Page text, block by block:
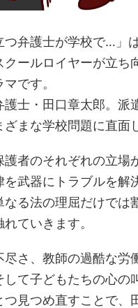
つ弁護士が学校で…」
クールロイヤーが立ち
です。
護士・田口章太郎。派
まな学校問題に直面
護者のそれぞれの立場
を武器にトラブルを解
なる法の理屈だけでは
ていきます。
尽さ、教師の過酷な労
して子どもたちの心
つ見つめ直すことで、